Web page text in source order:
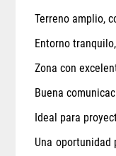
Terreno amplio,
Entorno
Zona con
Buena
Ideal para
Una